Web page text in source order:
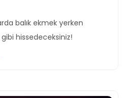
balık ekmek yerken
hissedeceksiniz!